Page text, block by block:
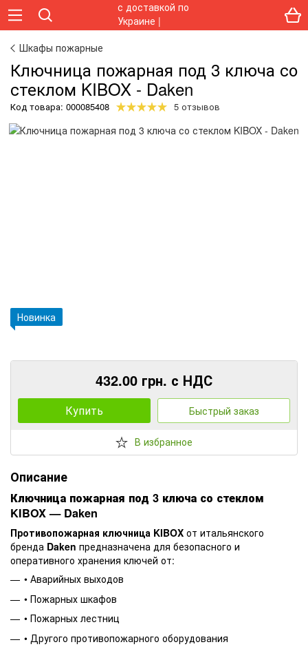
Шкафы пожарные
Ключница пожарная под 3 ключа со
стеклом KIBOX - Daken
Код товара: 000085408 5 отзывов
Новинка
432.00 грн. с НДС
Купить Быстрый заказ
В избранное
Описание
Ключница пожарная под 3 ключа со стеклом
KIBOX — Daken
Противопожарная ключница KIBOX от итальянского
бренда Daken предназначена для безопасного и
оперативного хранения ключей от:
• Аварийных выходов
• Пожарных шкафов
• Пожарных лестниц
• Другого противопожарного оборудования